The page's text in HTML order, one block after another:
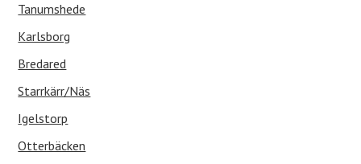
Tanumshede
Karlsborg
Bredared
Starrkärr/Näs
Igelstorp
Otterbäcken